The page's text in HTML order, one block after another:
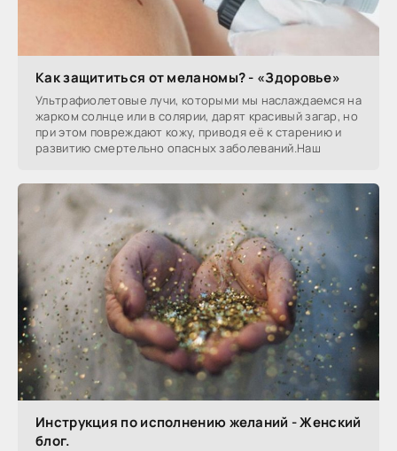
Как защититься от меланомы? - «Здоровье»
Ультрафиолетовые лучи, которыми мы наслаждаемся на
жарком солнце или в солярии, дарят красивый загар, но
при этом повреждают кожу, приводя её к старению и
развитию смертельно опасных заболеваний.Наш
Инструкция по исполнению желаний - Женский
блог.